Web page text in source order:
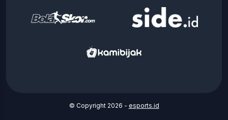
© Copyright 2026 - esports.id